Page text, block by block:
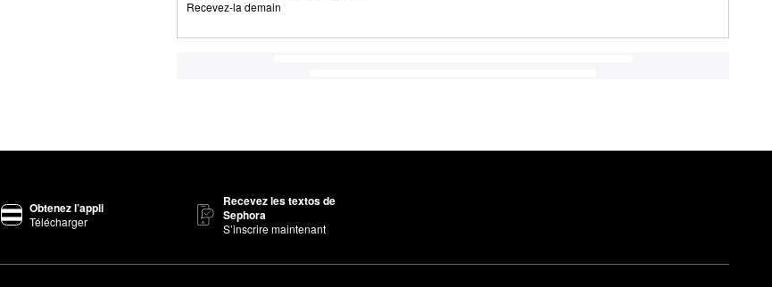
Recevez-la demain
Obtenez l’appli
Télécharger
Recevez les textos de
Sephora
S’inscrire maintenant